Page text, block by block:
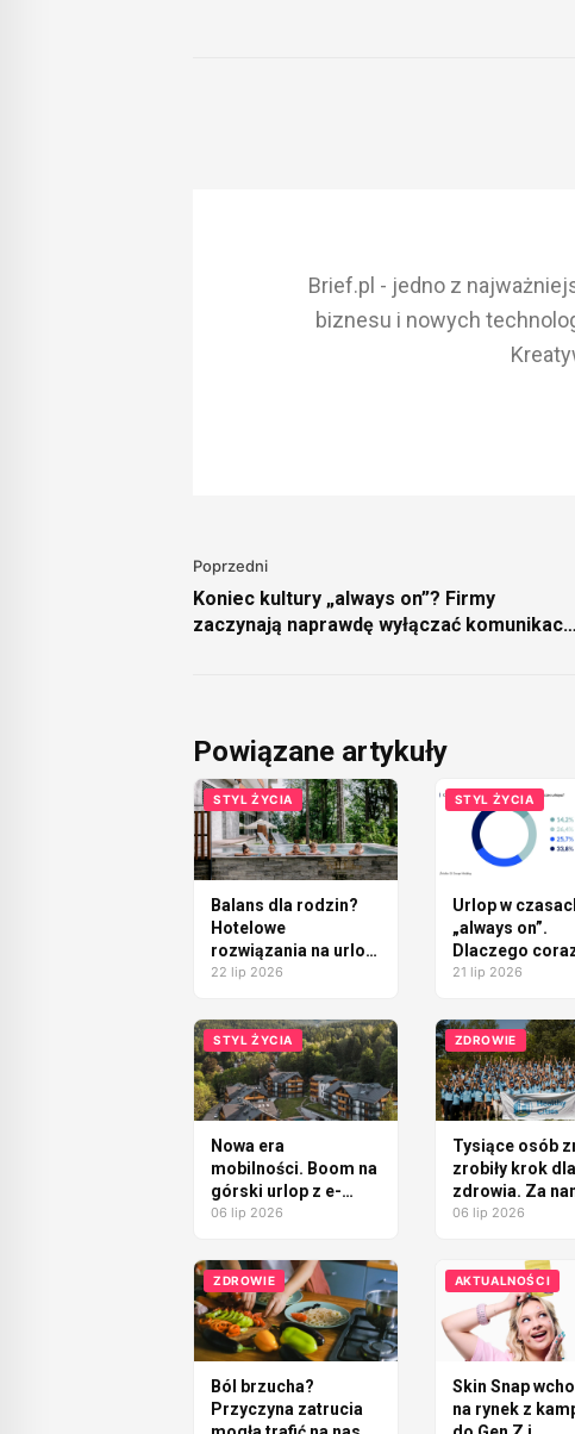
Brief.pl - jedno z
biznesu i nowych
Poprzedni
Koniec kultury „always on”? Firmy
zaczynają naprawdę wyłączać komunikację
Powiązane artykuły
STYL ŻYCIA
Balans dla rodzin?
Hotelowe
rozwiązania na urlop
bez nudy i
22 lip 2026
STYL ŻYCIA
Urlop w
„always on”.
Dlaczego
trudniej nam
21 lip 2026
STYL ŻYCIA
Nowa era
mobilności. Boom na
górski urlop z e-
bikiem
06 lip 2026
ZDROWIE
Tysiące osób
zrobiły krok dla
zdrowia. Za
szósta edycja
06 lip 2026
ZDROWIE
Ból brzucha?
Przyczyna zatrucia
AKTUALNOŚCI
Skin Snap
na rynek z